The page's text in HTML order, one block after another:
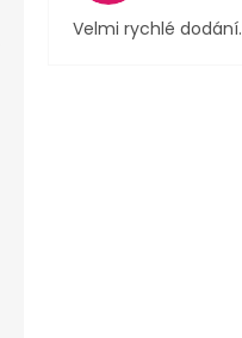
Velmi rychlé dodání.